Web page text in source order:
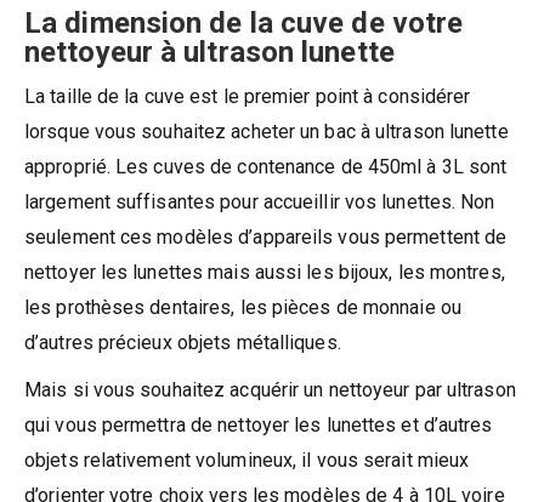
La dimension de la cuve de votre
nettoyeur à ultrason lunette
La taille de la cuve est le premier point à considérer
lorsque vous souhaitez acheter un bac à ultrason lunette
approprié. Les cuves de contenance de 450ml à 3L sont
largement suffisantes pour accueillir vos lunettes. Non
seulement ces modèles d’appareils vous permettent de
nettoyer les lunettes mais aussi les bijoux, les montres,
les prothèses dentaires, les pièces de monnaie ou
d’autres précieux objets métalliques.
Mais si vous souhaitez acquérir un nettoyeur par ultrason
qui vous permettra de nettoyer les lunettes et d’autres
objets relativement volumineux, il vous serait mieux
d’orienter votre choix vers les modèles de 4 à 10L voire